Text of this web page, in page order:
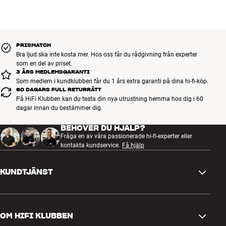
Klockradio och alarm
Vill du kunna somna och vakna till din favoritmusik eller de senaste
nyheterna? Inga problem – du kan enkelt ställa in DAB3+ BT till att
väcka dig med antingen radio eller alarmsignal. Alarmet kan också
vara bra att ha i köket, så att du vet när kycklingen ska ut ur ugnen.
Tiden visas tydligt på displayen, som också visar information om
Mer från Argon Audio
PRISMATCH
Bra ljud ska inte kosta mer. Hos oss får du rådgivning från experter
som en del av priset.
3 ÅRS MEDLEMSGARANTI
Som medlem i kundklubben får du 1 års extra garanti på dina hi-fi-köp.
60 DAGARS FULL RETURRÄTT
På HiFi Klubben kan du testa din nya utrustning hemma hos dig i 60
dagar innan du bestämmer dig.
BEHÖVER DU HJÄLP?
Fråga en av våra passionerade hi-fi-experter eller
kontakta kundservice. Få hjälp
KUNDTJÄNST
OM HIFI KLUBBEN